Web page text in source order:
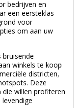
voor
om aan uw
winkels te koop
districten,
Deze
willen profiteren